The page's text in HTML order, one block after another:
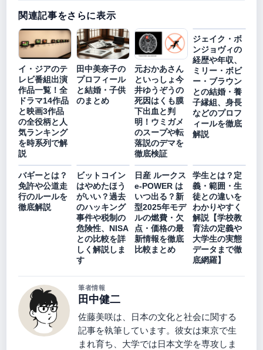
関連記事をさらに表示
イ・ジアのテ
レビ番組出演
作品一覧！全
ドラマ14作品
と映画3作品
の全役柄と人
気ランキング
を時系列で解
説
田中美奈子の
プロフィール
と結婚・子供
のまとめ
元おかあさん
といっしょ今
井ゆうぞうの
死因はくも膜
下出血と判
明！ウミガメ
のスープや転
落説のデマを
徹底検証
ジェイク・ボ
ンジョヴィの
経歴や年収、
ミリー・ボビ
ー・ブラウン
との結婚・養
子縁組、身長
などのプロフ
ィールを徹底
解説
バギーとは？
免許や公道走
行のルールを
徹底解説
ビットコイン
はやめたほう
がいい？過去
のハッキング
事件や税制の
危険性、NISA
との比較を詳
しく解説しま
す
日産 ルークス
e-POWER は
いつ出る？新
型2025年モデ
ルの燃費・欠
点・価格の最
新情報を徹底
比較まとめ
学生とは？定
義・範囲・生
徒との違いを
わかりやすく
解説【学校教
育法の定義や
大学生の実態
データまで徹
底網羅】
筆者情報
田中健二
佐藤美咲は、日本の文化と社会に関する
記事を執筆しています。彼女は東京で生
まれ育ち、大学では日本文学を専攻しま